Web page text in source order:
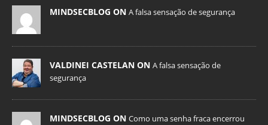
MINDSECBLOG ON A falsa sensação de segurança
VALDINEI CASTELAN ON A falsa sensação de
segurança
MINDSECBLOG ON Como uma senha fraca encerrou